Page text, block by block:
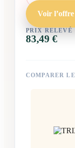
Voir
PRIX RELEVÉ
83,49 €
COMPARER